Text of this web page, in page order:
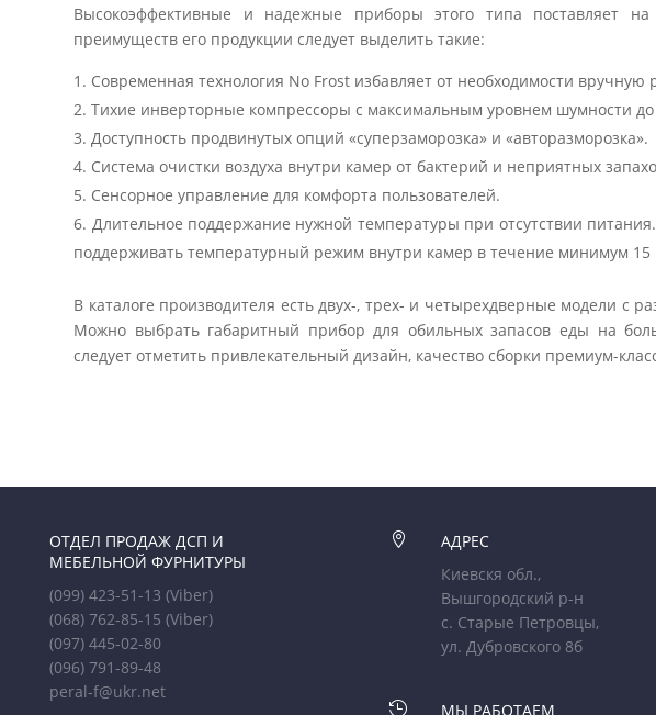
Высокоэффективные и надежные приборы этого типа поставляет
преимуществ его продукции следует выделить такие:
Современная технология No Frost избавляет от необходимости вручную
Тихие инверторные компрессоры с максимальным уровнем шумности до
Доступность продвинутых опций «суперзаморозка» и «авторазморозка».
Система очистки воздуха внутри камер от бактерий и неприятных
Сенсорное управление для комфорта пользователей.
Длительное поддержание нужной температуры при отсутствии
поддерживать температурный режим внутри камер в течение минимум 15
В каталоге производителя есть двух-, трех- и четырехдверные модели
Можно выбрать габаритный прибор для обильных запасов еды на
следует отметить привлекательный дизайн, качество сборки премиум-
ОТДЕЛ ПРОДАЖ ДСП И
МЕБЕЛЬНОЙ ФУРНИТУРЫ
(099) 423-51-13(Viber)
(068) 762-85-15(Viber)
(097) 445-02-80
(096) 791-89-48
peral-f@ukr.net

АДРЕС
Киевскя обл.,
Вышгородский р-н
с. Старые Петровцы,
ул. Дубровского 8б
 МЫ РАБОТАЕМ